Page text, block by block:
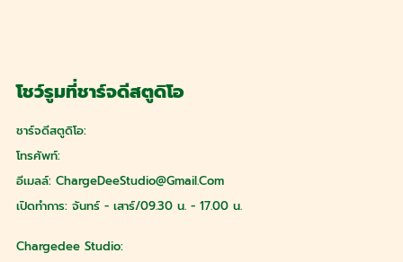
โชว์รูมที่ชาร์จดีสตูดิโอ
ชาร์จดีสตูดิโอ:
โทรศัพท์:
อีเมลล์: ChargeDeeStudio@gmail.com
เปิดทำการ: จันทร์ - เสาร์/09.30 น. - 17.00 น.
Chargedee Studio: